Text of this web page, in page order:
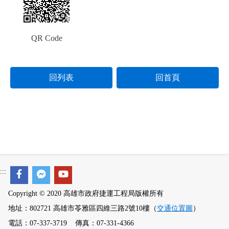
QR Code
回列表 回首頁
:::
Copyright © 2020 高雄市政府捷運工程局版權所有
地址：802721 高雄市苓雅區四維三路2號10樓（交通位置圖 ）
電話：07-337-3719 傳真：07-331-4366